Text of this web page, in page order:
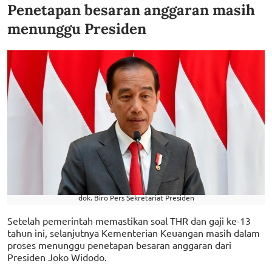
Penetapan besaran anggaran masih
menunggu Presiden
dok. Biro Pers Sekretariat Presiden
Setelah pemerintah memastikan soal THR dan gaji ke-13
tahun ini, selanjutnya Kementerian Keuangan masih dalam
proses menunggu penetapan besaran anggaran dari
Presiden Joko Widodo.